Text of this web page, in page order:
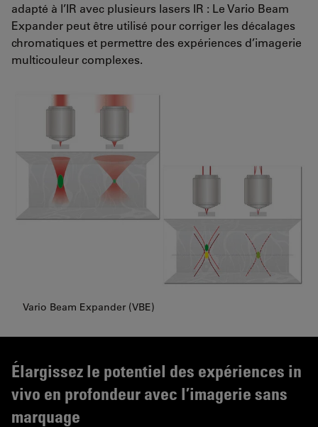
adapté à l’IR avec plusieurs lasers IR : Le Vario Beam
Expander peut être utilisé pour corriger les décalages
chromatiques et permettre des expériences d’imagerie
multicouleur complexes.
Vario Beam Expander (VBE)
Élargissez le potentiel des expériences in
vivo en profondeur avec l’imagerie sans
marquage